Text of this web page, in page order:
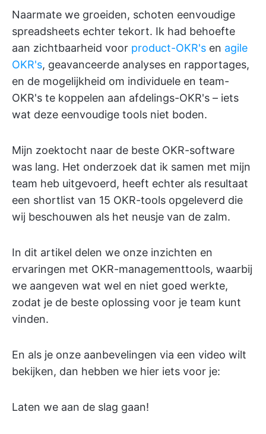
Naarmate we groeiden, schoten eenvoudige
spreadsheets echter tekort. Ik had behoefte
aan zichtbaarheid voor product-OKR's en agile
OKR's, geavanceerde analyses en rapportages,
en de mogelijkheid om individuele en team-
OKR's te koppelen aan afdelings-OKR's – iets
wat deze eenvoudige tools niet boden.
Mijn zoektocht naar de beste OKR-software
was lang. Het onderzoek dat ik samen met mijn
team heb uitgevoerd, heeft echter als resultaat
een shortlist van 15 OKR-tools opgeleverd die
wij beschouwen als het neusje van de zalm.
In dit artikel delen we onze inzichten en
ervaringen met OKR-managementtools, waarbij
we aangeven wat wel en niet goed werkte,
zodat je de beste oplossing voor je team kunt
vinden.
En als je onze aanbevelingen via een video wilt
bekijken, dan hebben we hier iets voor je:
Laten we aan de slag gaan!